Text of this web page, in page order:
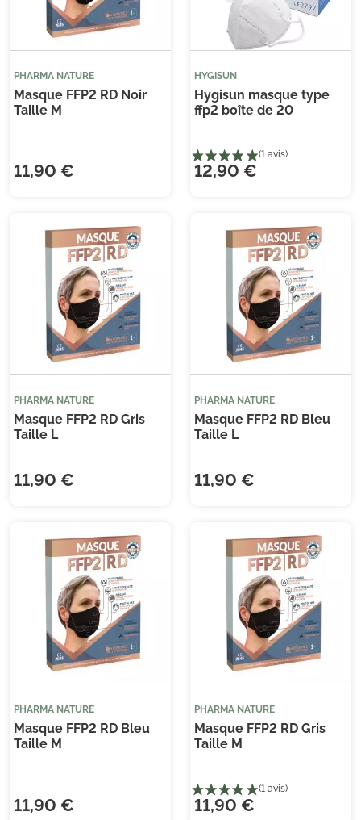
PHARMA NATURE
Masque FFP2 RD Noir
Taille M
11,90 €
HYGISUN
Hygisun masque type
ffp2 boîte de 20
12,90 €
PHARMA NATURE
Masque FFP2 RD Gris
Taille L
11,90 €
PHARMA NATURE
Masque FFP2 RD Bleu
Taille L
11,90 €
PHARMA NATURE
Masque FFP2 RD Bleu
Taille M
11,90 €
PHARMA NATURE
Masque FFP2 RD Gris
Taille M
11,90 €